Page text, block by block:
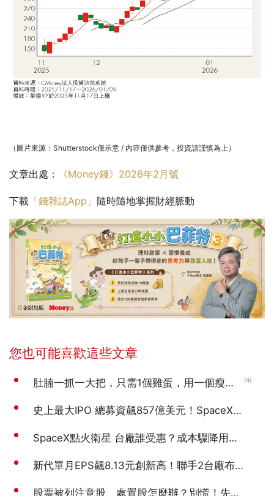
（圖片來源：Shutterstock僅示意 / 內容僅供參考，投資請謹慎為上）
文章出處： 《Money錢》2026年2月號
下載 「錢雜誌App」 隨時隨地掌握財經脈動